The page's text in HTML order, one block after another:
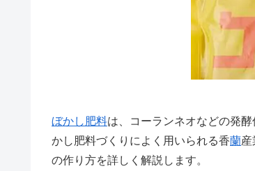
ぼかし肥料は、コーランネオなどの発
かし肥料づくりによく用いられる香蘭産
の作り方を詳しく解説します。